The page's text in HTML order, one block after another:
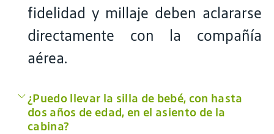
fidelidad y millaje deben aclararse
directamente con la compañía
aérea.
¿Puedo llevar la silla de bebé, con hasta
dos años de edad, en el asiento de la
cabina?